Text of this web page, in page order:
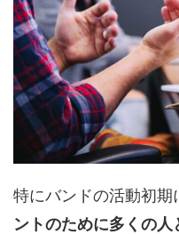
特にバンドの活動初期
ントのために多くの